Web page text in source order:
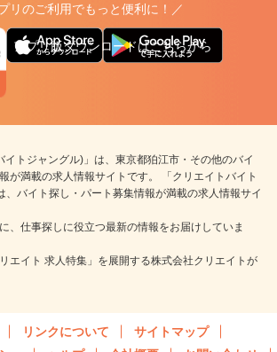
リのご利用でもっと便利に！／
アプリ版ダウンロードはこちらから
イトジャングル)」は、東京都狛江市・その他のバイ
が満載の求人情報サイトです。 「クリエイトバイト
、バイト探し・パート募集情報が満載の求人情報サイ
、仕事探しに役立つ最新の情報をお届けしていま
エイト 求人特集」を展開する株式会社クリエイトが
リンクについて
サイトマップ